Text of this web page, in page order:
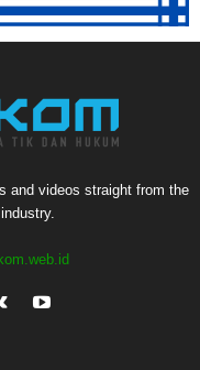
and videos straight from the